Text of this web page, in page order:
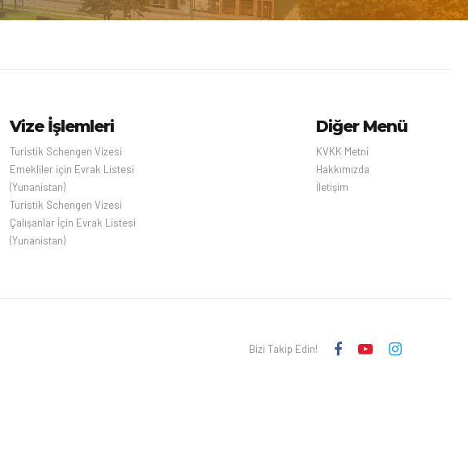
Vize İşlemleri
Turistik Schengen Vizesi
Emekliler için Evrak Listesi
(Yunanistan)
Turistik Schengen Vizesi
Çalışanlar İçin Evrak Listesi
(Yunanistan)
Diğer Menü
KVKK Metni
Hakkımızda
İletişim
Bizi Takip Edin!